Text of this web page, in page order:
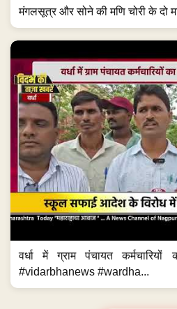
मंगलसूत्र और सोने की मणि चोरी के दो
वर्धा में ग्राम पंचायत कर्मचारियों
#vidarbhanews #wardha...